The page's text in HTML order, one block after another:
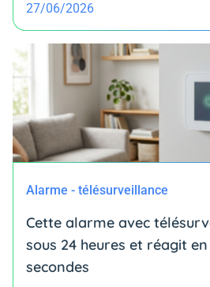
27/06/2026
Alarme - télésurveillance
Cette alarme avec
sous 24 heures et réagit
secondes